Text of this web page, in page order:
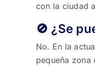
con la ciudad
🚫 ¿Se
No. En la
pequeña